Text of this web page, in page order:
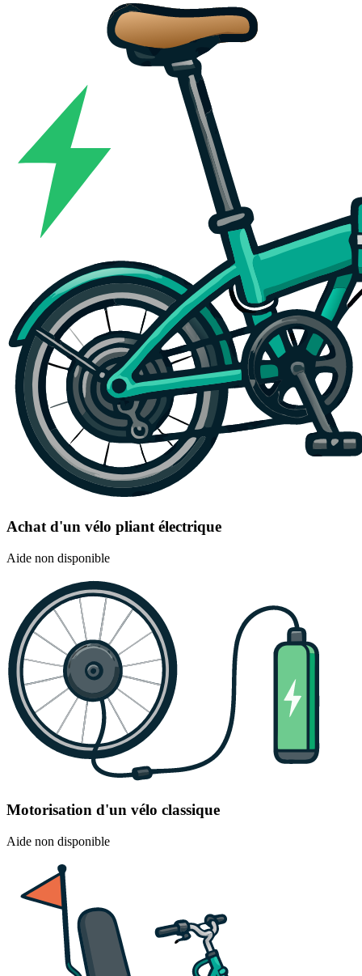
Achat d'un vélo pliant électrique
Aide non disponible
Motorisation d'un vélo classique
Aide non disponible